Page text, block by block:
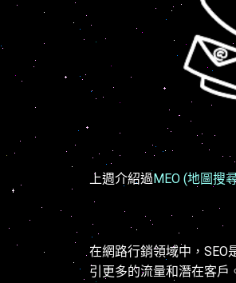
上週介紹過MEO (地圖搜
在網路行銷領域中，SEO
引更多的流量和潛在客戶